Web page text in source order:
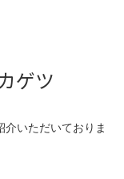
ゲツ
いただいておりま